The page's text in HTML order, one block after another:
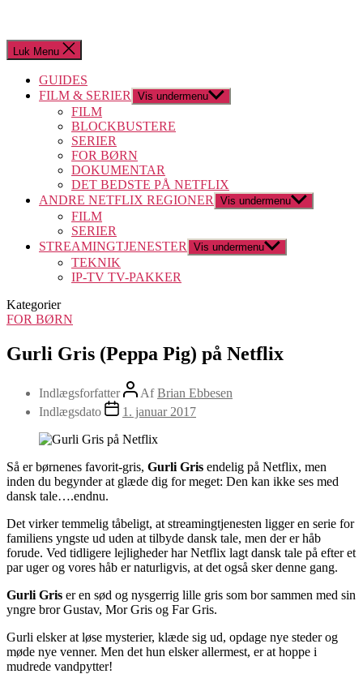
Luk Menu
GUIDES
FILM & SERIER
Vis undermenu
FILM
BLOCKBUSTERE
SERIER
FOR BØRN
DOKUMENTAR
DET BEDSTE PÅ NETFLIX
ANDRE NETFLIX REGIONER
Vis undermenu
FILM
SERIER
STREAMINGTJENESTER
Vis undermenu
TEKNIK
IP-TV TV-PAKKER
Kategorier
FOR BØRN
Gurli Gris (Peppa Pig) på Netflix
Indlægsforfatter AfBrian Ebbesen
Indlægsdato
1. januar 2017
Så er børnenes favorit-gris, Gurli Gris endelig på Netflix, men
inden du begynder at glæde dig for meget: Den kan ikke ses med
dansk tale….endnu.
Det virker temmelig tåbeligt, at streamingtjenesten ligger en serie for
familiens yngste ud uden at tilbyde dansk tale, men der er håb
forude. Ved tidligere lejligheder har Netflix lagt dansk tale på efter et
par uger og vores håb er naturligvis, at det også sker denne gang.
Gurli Gris er en sød og nysgerrig lille gris som bor sammen med sin
yngre bror Gustav, Mor Gris og Far Gris.
Gurli elsker at løse mysterier, klæde sig ud, opdage nye steder og
møde nye venner. Men det hun elsker allermest, er at hoppe i
mudrede vandpytter!